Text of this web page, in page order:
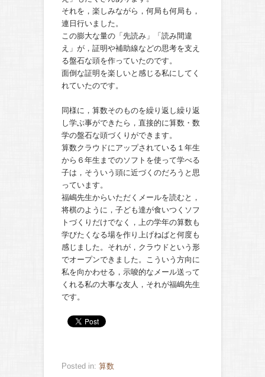
それを，楽しみながら，何局も何局も，
連日行いました。
この膨大な量の「先読み」「読み間違
え」が，証明や補助線などの思考を支え
る盤石な頭を作っていたのです。
面倒な証明を楽しいと感じる私にしてく
れていたのです。
同様に，算数そのものを繰り返し繰り返
し学ぶ事ができたら，直接的に算数・数
学の盤石な頭づくりができます。
算数クラウドにアップされている１年生
から６年生までのソフトを使って学べる
子は，そういう頭に近づくのだろうと思
っています。
福嶋先生からいただくメールを読むと，
将棋のように，子ども達が食いつくソフ
トづくりだけでなく，上の学年の算数も
学びたくなる場を作り上げねばと何度も
感じました。それが，クラウドという形
でオープンできました。こういう方向に
私を向かわせる，示唆的なメール送って
くれる私の大事な友人，それが福嶋先生
です。
Posted in: 算数